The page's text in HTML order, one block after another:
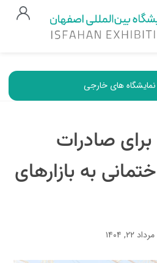
نمایشگاه های خارجی
صادرات
به بازارهای
مرداد ۲۲, ۱۴۰۴